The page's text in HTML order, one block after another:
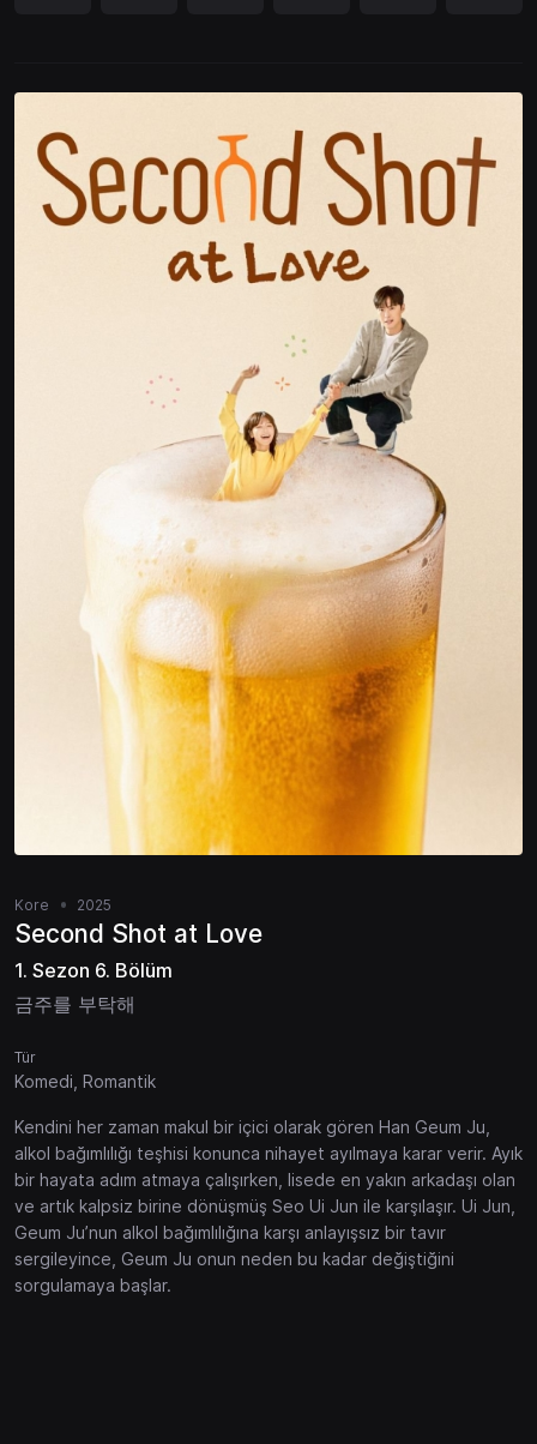
Kore 2025
Second Shot at Love
1. Sezon 6. Bölüm
금주를 부탁해
Tür
Komedi, Romantik
Kendini her zaman makul bir içici olarak gören Han Geum Ju,
alkol bağımlılığı teşhisi konunca nihayet ayılmaya karar verir. Ayık
bir hayata adım atmaya çalışırken, lisede en yakın arkadaşı olan
ve artık kalpsiz birine dönüşmüş Seo Ui Jun ile karşılaşır. Ui Jun,
Geum Ju’nun alkol bağımlılığına karşı anlayışsız bir tavır
sergileyince, Geum Ju onun neden bu kadar değiştiğini
sorgulamaya başlar.